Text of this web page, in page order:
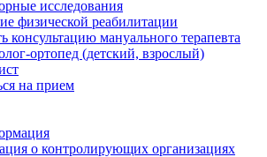
исследования
физической реабилитации
консультацию мануального терапевта
ортопед (детский, взрослый)
на прием
о контролирующих организациях